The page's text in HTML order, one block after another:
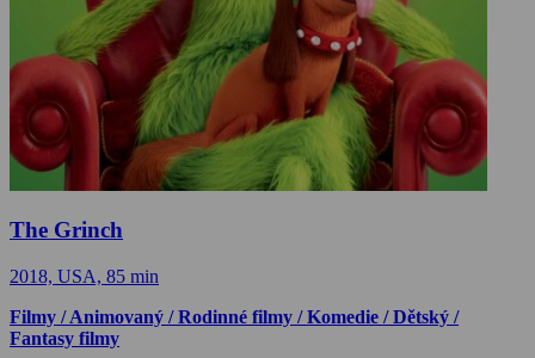
The Grinch
2018, USA, 85 min
Filmy / Animovaný / Rodinné filmy / Komedie / Dětský /
Fantasy filmy